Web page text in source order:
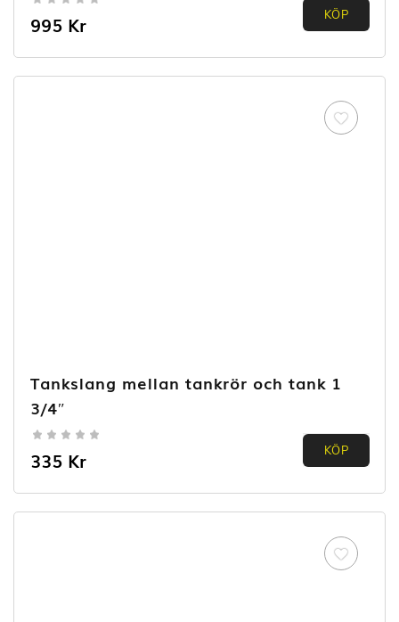
0.00
5
995 Kr KÖP
Tankslang mellan tankrör och tank 1
3/4″
0.00
5
335 Kr KÖP